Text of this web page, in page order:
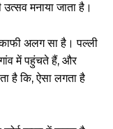
उत्सव मनाया जाता है।
अलग सा है। पल्ली
में पहुंचते हैं, और
है कि, ऐसा लगता है